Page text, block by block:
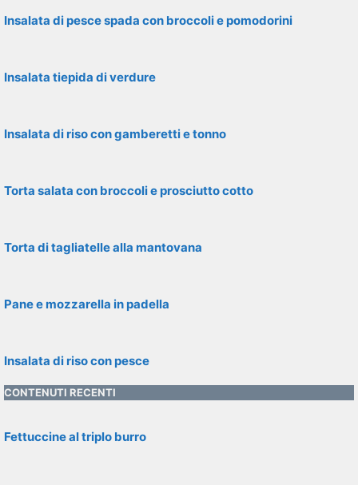
Insalata di pesce spada con broccoli e pomodorini
Insalata tiepida di verdure
Insalata di riso con gamberetti e tonno
Torta salata con broccoli e prosciutto cotto
Torta di tagliatelle alla mantovana
Pane e mozzarella in padella
Insalata di riso con pesce
CONTENUTI RECENTI
Fettuccine al triplo burro